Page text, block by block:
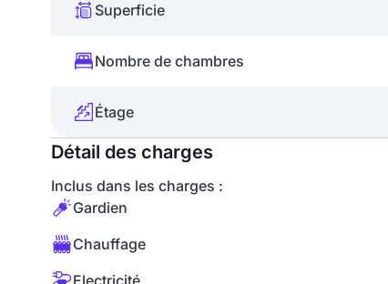
Superficie
Nombre de chambres
Étage
Détail des charges
Inclus dans les charges :
Gardien
Chauffage
Electricité